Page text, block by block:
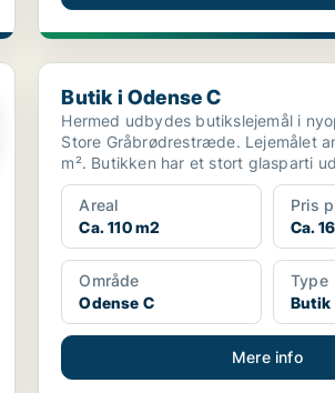
Butik i Odense C
Butik i Odense C
Hermed udbydes butikslejemål i
Store Gråbrødrestræde. Lejemålet andrager ca. 112
m². Butikken har et stort glasparti
Areal
Ca. 110 m2
Pris
Ca.
Område
Odense C
Type
Butik
Mere info